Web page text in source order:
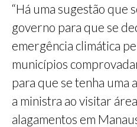
“Há uma sugestão que
governo para que se
emergência climática
municípios
para que se tenha uma
a ministra ao visitar
alagamentos em